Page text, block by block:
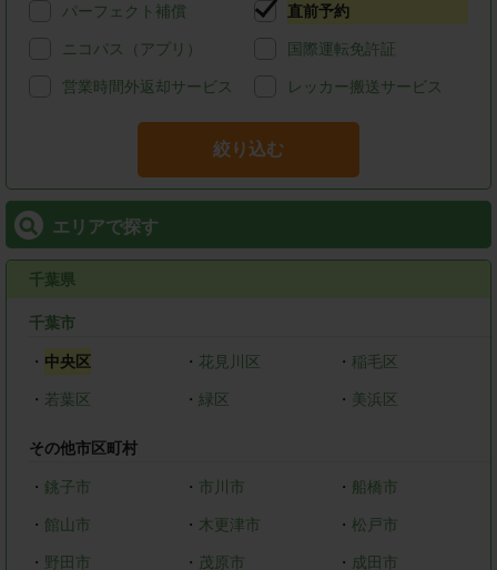
パーフェクト補償 直前予約
ニコパス（アプリ） 国際運転免許証
営業時間外返却サービス レッカー搬送サービス
絞り込む
エリアで探す
千葉県
千葉市
・ 中央区 ・ 花見川区 ・稲毛区
・ 若葉区 ・ 緑区 ・ 美浜区
その他市区町村
・ 銚子市 ・ 市川市 ・ 船橋市
・ 館山市 ・ 木更津市 ・松戸市
・ 野田市 ・ 茂原市 ・ 成田市